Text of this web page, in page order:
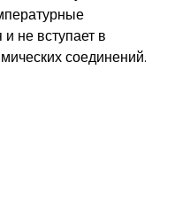
и не вступает в
соединений.